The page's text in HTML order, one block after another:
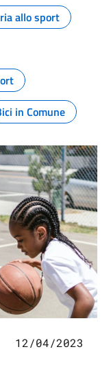
allo sport
in Comune
12/04/2023